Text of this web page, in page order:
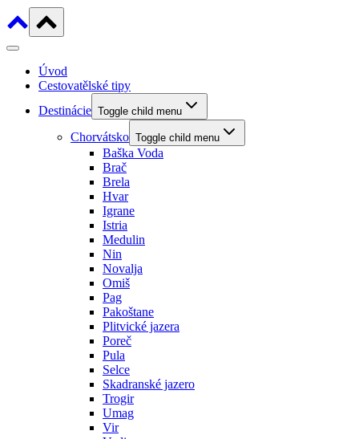
Úvod
Cestovatělské tipy
Destinácie Toggle child menu
Chorvátsko Toggle child menu
Baška Voda
Brač
Brela
Hvar
Igrane
Istria
Medulin
Nin
Novalja
Omiš
Pag
Pakoštane
Plitvické jazera
Poreč
Pula
Selce
Skadranské jazero
Trogir
Umag
Vir